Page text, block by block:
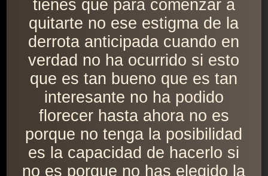
tienes que para comenzar a
quitarte no ese estigma de la
derrota anticipada cuando en
verdad no ha ocurrido si esto
que es tan bueno que es tan
interesante no ha podido
florecer hasta ahora no es
porque no tenga la posibilidad
es la capacidad de hacerlo si
no es porque no has elegido la